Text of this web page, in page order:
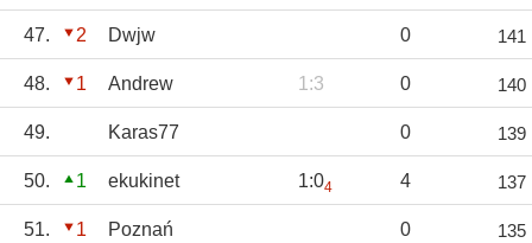
47. 2 Dwjw 0 141
48. 1 Andrew 1:3 0 140
49. Karas77 0 139
50. 1 ekukinet 1:04 4 137
51. 1 Poznań 0 135